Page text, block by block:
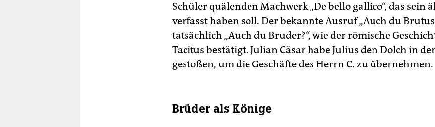
Schüler quälenden Machwerk „De bello gallico“, das sein
verfasst haben soll. Der bekannte Ausruf „Auch du
tatsächlich „Auch du Bruder?“, wie der römische
Tacitus bestätigt. Julian Cäsar habe Julius den Dolch in
gestoßen, um die Geschäfte des Herrn C. zu übernehmen.
Brüder als Könige